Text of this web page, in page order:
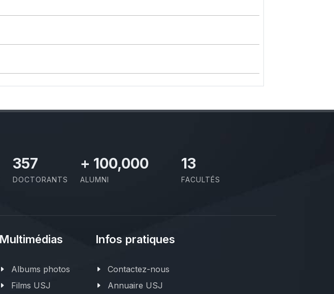
437
DOCTORANTS
+ 100,000
ALUMNI
13
FACULTÉS
Multimédias
Albums photos
Films USJ
Infos pratiques
Contactez-nous
Annuaire USJ